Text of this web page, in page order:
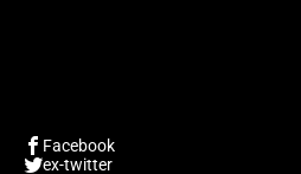
Facebook
ex-twitter